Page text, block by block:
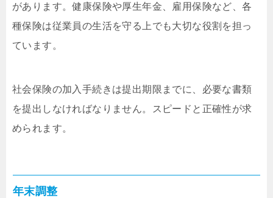
があります。健康保険や厚生年金、雇用保険など、各
種保険は従業員の生活を守る上でも大切な役割を担っ
ています。
社会保険の加入手続きは提出期限までに、必要な書類
を提出しなければなりません。スピードと正確性が求
められます。
年末調整